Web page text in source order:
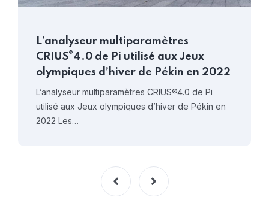
L’analyseur multiparamètres
CRIUS®4.0 de Pi utilisé aux Jeux
olympiques d’hiver de Pékin en 2022
L’analyseur multiparamètres CRIUS®4.0 de Pi
utilisé aux Jeux olympiques d’hiver de Pékin en
2022 Les…